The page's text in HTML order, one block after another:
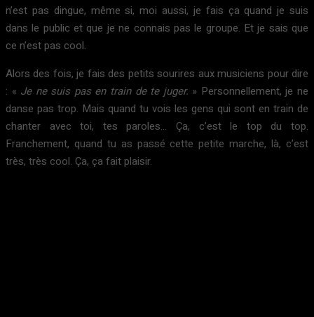
n’est pas dingue, même si, moi aussi, je fais ça quand je suis
dans le public et que je ne connais pas le groupe. Et je sais que
ce n’est pas cool.
Alors des fois, je fais des petits sourires aux musiciens pour dire
: « Je ne suis pas en train de te juger. » Personnellement, je ne
danse pas trop. Mais quand tu vois les gens qui sont en train de
chanter avec toi, tes paroles… Ça, c’est le top du top.
Franchement, quand tu as passé cette petite marche, là, c’est
très, très cool. Ça, ça fait plaisir.